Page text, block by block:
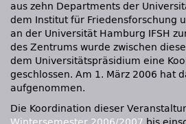
aus zehn Departments der
dem Institut für Friedensforschung
an der Universität Hamburg IFSH
des Zentrums wurde zwischen
dem Universitätspräsidium eine
geschlossen. Am 1. März 2006 hat
aufgenommen.
Die Koordination dieser